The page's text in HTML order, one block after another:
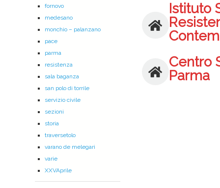
Istituto
Centro
Parma
fornovo
medesano
monchio – palanzano
pace
parma
resistenza
sala baganza
san polo di torrile
servizio civile
sezioni
storia
traversetolo
varano de melegari
varie
XXVAprile